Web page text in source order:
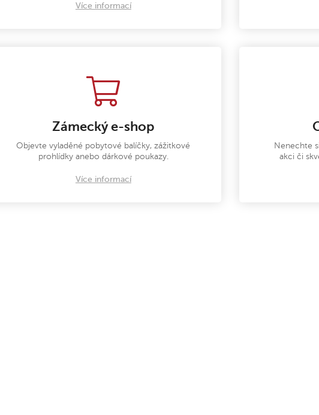
Více informací
Zámecký e-shop
Objevte vyladěné pobytové balíčky, zážitkové
prohlídky anebo dárkové poukazy.
Více informací
Nenechte
akci či